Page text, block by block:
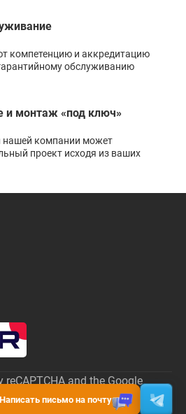
компетенцию и аккредитацию
обслуживанию
и монтаж «под ключ»
нашей компании может
проект исходя из ваших
and the Google
of Serviceapply.
Написать письмо на почту